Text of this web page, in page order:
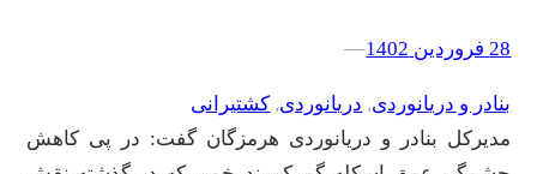
28 فروردین 1402 –
–
بنادر و دریانوردی, دریانوردی, کشتیرانی
مدیرکل بنادر و دریانوردی هرمزگان گفت: در پی کاهش